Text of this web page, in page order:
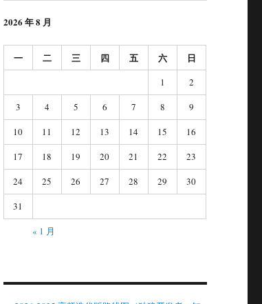
2026 年 8 月
一 二 三 四 五 六 日
1
2
3
4 5 6 7 8
9
10
11 12 13 14 15
16
17
18 19 20 21 22
23
24
25 26 27 28 29
30
31
« 1 月